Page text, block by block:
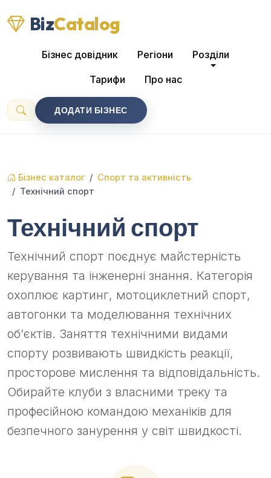
BizCatalog
Бізнес довідник Регіони Розділи
Тарифи Про нас
ДОДАТИ БІЗНЕС
Бізнес каталог
Спорт та активність
Технічний спорт
Технічний спорт
Технічний спорт поєднує майстерність
керування та інженерні знання. Категорія
охоплює картинг, мотоциклетний спорт,
автогонки та моделювання технічних
об’єктів. Заняття технічними видами
спорту розвивають швидкість реакції,
просторове мислення та відповідальність.
Обирайте клуби з власними треку та
професійною командою механіків для
безпечного занурення у світ швидкості.